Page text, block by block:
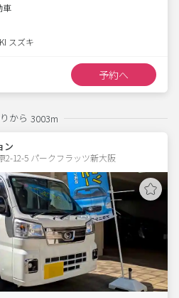
車
スズキ
予約へ
から 3003m
ン
2-12-5 パークフラッツ新大阪